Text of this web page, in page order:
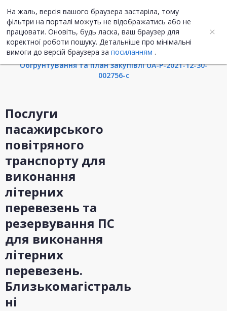
На жаль, версія вашого браузера застаріла, тому
фільтри на порталі можуть не відображатись або не
працювати. Оновіть, будь ласка, ваш браузер для
коректної роботи пошуку. Детальніше про мінімальні
вимоги до версій браузера за посиланням .
UA ENG
Інформація про закупівлю
Обгрунтування та план закупівлі UA-P-2021-12-30-
002756-c
Послуги
пасажирського
повітряного
транспорту для
виконання
літерних
перевезень та
резервування ПС
для виконання
літерних
перевезень.
Близькомагістраль
ні